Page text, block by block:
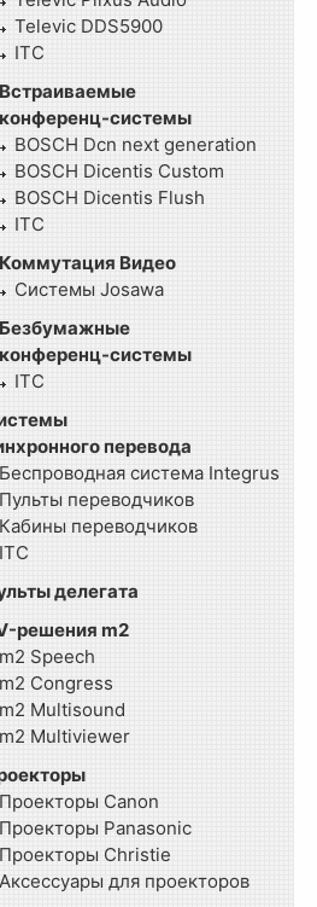
Televic DDS5900
ITC
Встраиваемые
конференц-системы
BOSCH Dcn next generation
BOSCH Dicentis Custom
BOSCH Dicentis Flush
ITC
Коммутация Видео
Системы Josawa
Безбумажные
конференц-системы
ITC
перевода
Беспроводная система Integrus
Пульты переводчиков
Кабины переводчиков
ITC
делегата
решения m2
m2 Speech
m2 Congress
m2 Multisound
m2 Multiviewer
Проекторы Canon
Проекторы Panasonic
Проекторы Christie
Аксессуары для проекторов